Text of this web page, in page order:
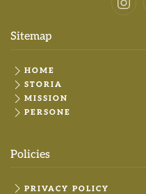
Sitemap
HOME
STORIA
MISSION
PERSONE
Policies
PRIVACY POLICY